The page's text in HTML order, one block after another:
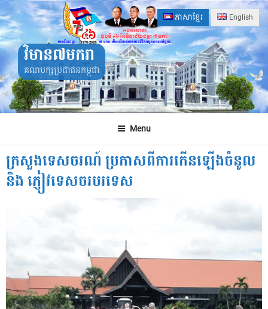
Skip
to
content
ភាសាខ្មែរ English
វិមាន៧មករា
គណបក្សប្រជាជនកម្ពុជា
Menu
ក្រសួងទេសចរណ៍ ប្រកាសពីការកើនឡើងចំនូល
និង ភ្ញៀវទេសចរបរទេស